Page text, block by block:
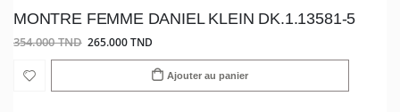
MONTRE FEMME DANIEL KLEIN DK.1.13581-5
354.000 TND 265.000 TND
Ajouter au panier